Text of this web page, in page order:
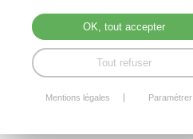
OK, tout accepter
Tout refuser
Mentions légales Paramétrer